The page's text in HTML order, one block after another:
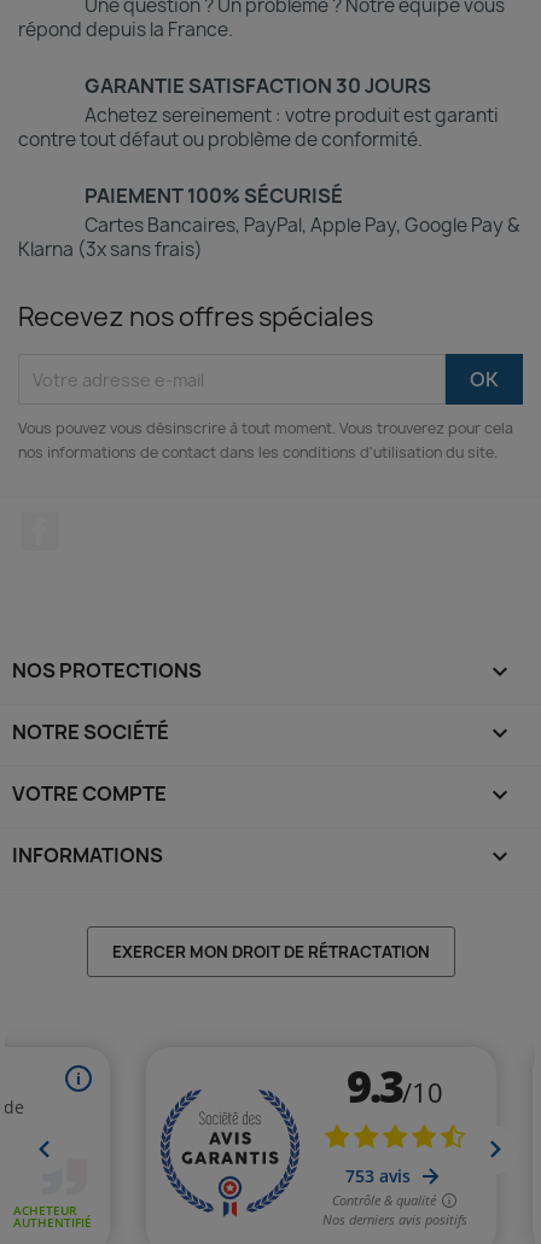
Une question ? Un problème ? Notre équipe vous
répond depuis la France.
GARANTIE SATISFACTION 30 JOURS
Achetez sereinement : votre produit est garanti
contre tout défaut ou problème de conformité.
PAIEMENT 100% SÉCURISÉ
Cartes Bancaires, PayPal, Apple Pay, Google Pay &
Klarna (3x sans frais)
Recevez nos offres spéciales
Vous pouvez vous désinscrire à tout moment. Vous trouverez pour cela
nos informations de contact dans les conditions d'utilisation du site.
NOS PROTECTIONS 
NOTRE SOCIÉTÉ 
VOTRE COMPTE 
INFORMATIONS keyboard_arrow_down
EXERCER MON DROIT DE RÉTRACTATION